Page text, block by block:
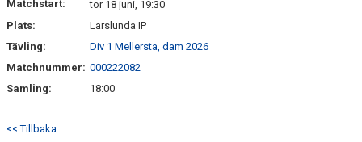
Matchstart:
tor 18 juni, 19:30
Plats:
Larslunda IP
Tävling:
Div 1 Mellersta, dam 2026
Matchnummer: 000222082
Samling:
18:00
<< Tillbaka